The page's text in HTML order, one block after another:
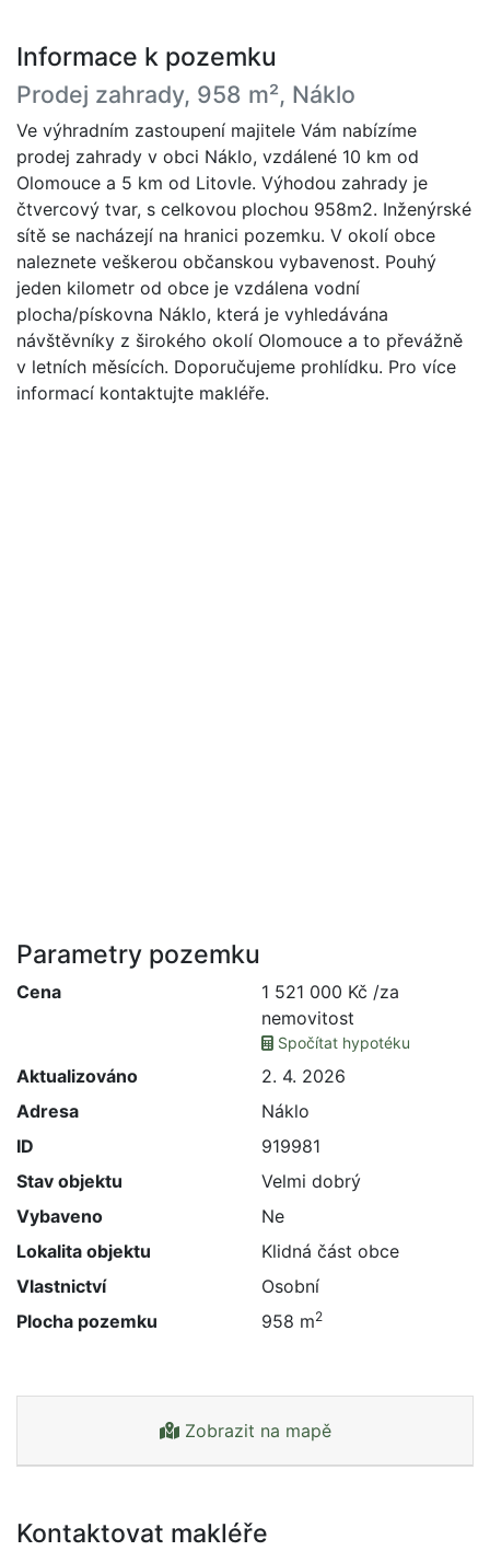
Informace k pozemku
Prodej zahrady, 958 m², Náklo
Ve výhradním zastoupení majitele Vám nabízíme
prodej zahrady v obci Náklo, vzdálené 10 km od
Olomouce a 5 km od Litovle. Výhodou zahrady je
čtvercový tvar, s celkovou plochou 958m2. Inženýrské
sítě se nacházejí na hranici pozemku. V okolí obce
naleznete veškerou občanskou vybavenost. Pouhý
jeden kilometr od obce je vzdálena vodní
plocha/pískovna Náklo, která je vyhledávána
návštěvníky z širokého okolí Olomouce a to převážně
v letních měsících. Doporučujeme prohlídku. Pro více
informací kontaktujte makléře.
Parametry pozemku
Cena
1 521 000 Kč /za
nemovitost
Spočítat hypotéku
Aktualizováno
2. 4. 2026
Adresa
Náklo
ID
919981
Stav objektu
Velmi dobrý
Vybaveno
Ne
Lokalita objektu
Klidná část obce
Vlastnictví
Osobní
Plocha pozemku
958 m2
Zobrazit na mapě
Kontaktovat makléře